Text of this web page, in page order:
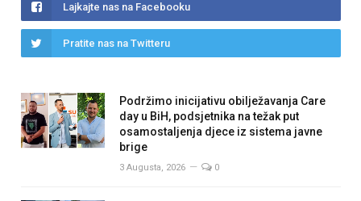
Lajkajte nas na Facebooku
Pratite nas na Twitteru
Podržimo inicijativu obilježavanja Care
day u BiH, podsjetnika na težak put
osamostaljenja djece iz sistema javne
brige
3 Augusta, 2026 0